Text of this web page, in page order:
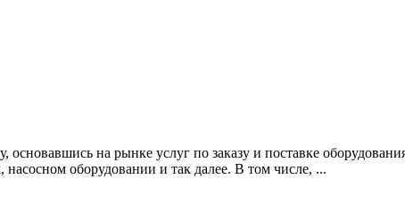
основавшись на рынке услуг по заказу и поставке
оборудовании и так далее. В том числе, ...